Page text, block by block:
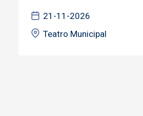
21-11-2026
Teatro Municipal